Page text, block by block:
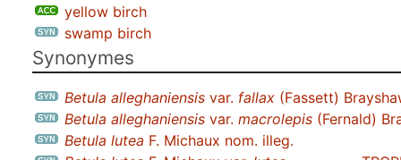
yellow birch
swamp birch
Synonymes
Betula alleghaniensis var. fallax (Fassett)
Betula alleghaniensis var. macrolepis (Fernald)
Betula lutea F. Michaux nom. illeg.